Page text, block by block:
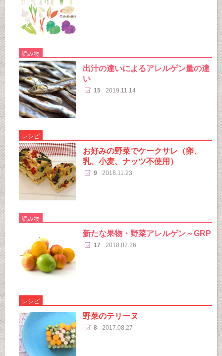
読み物
出汁の違いによるアレルゲン量の違
い
15 2019.11.14
レシピ
お好みの野菜でケークサレ（卵、
乳、小麦、ナッツ不使用）
9 2018.11.23
読み物
新たな果物・野菜アレルゲン～GRP
17 2018.07.26
レシピ
野菜のテリーヌ
8 2017.08.27